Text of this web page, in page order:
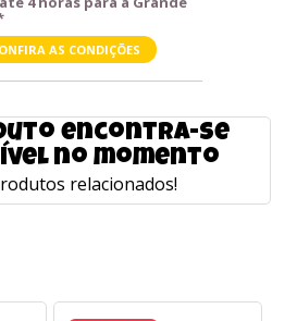
AS CONDIÇÕES
encontra-se
no momento
relacionados!